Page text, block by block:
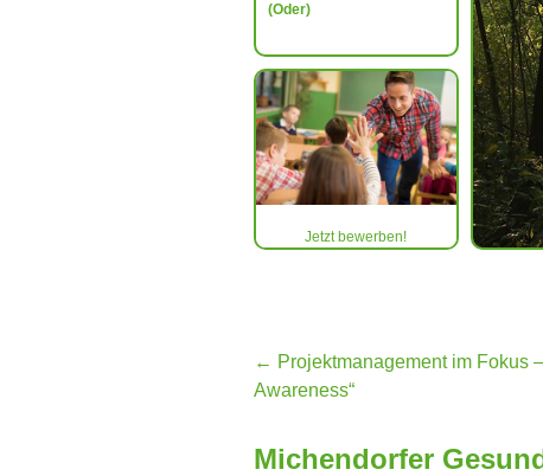
(Oder)
Jetzt bewerben!
← Projektmanagement im Fokus
Awareness“
Michendorfer